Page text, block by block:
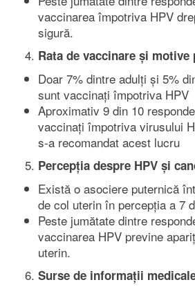
vaccinarea împotriva HPV
sigură.
Rata de vaccinare și motive
Doar 7% dintre adulți și 5%
sunt vaccinați împotriva HPV
Aproximativ 9 din 10
vaccinați împotriva virusului
s-a recomandat acest lucru
Percepția despre HPV și
Există o asociere puternică
de col uterin în percepția a 7
Peste jumătate dintre
vaccinarea HPV previne
uterin.
Surse de informații